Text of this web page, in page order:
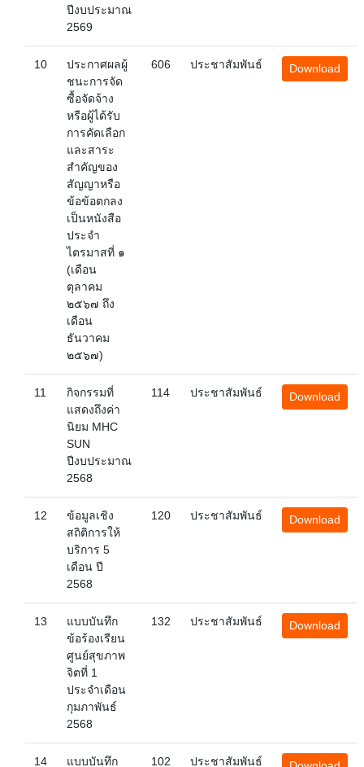
ปีงบประมาณ
2569
10
ประกาศผลผู้
ชนะการจัด
ซื้อจัดจ้าง
หรือผู้ได้รับ
การคัดเลือก
และสาระ
สำคัญของ
สัญญาหรือ
ข้อข้อตกลง
เป็นหนังสือ
ประจำ
ไตรมาสที่ ๑
(เดือน
ตุลาคม
๒๕๖๗ ถึง
เดือน
ธันวาคม
๒๕๖๗)
606 ประชาสัมพันธ์ Download
11
กิจกรรมที่
แสดงถึงค่า
นิยม MHC
SUN
ปีงบประมาณ
2568
114 ประชาสัมพันธ์ Download
12
ข้อมูลเชิง
สถิติการให้
บริการ 5
เดือน ปี
2568
120 ประชาสัมพันธ์ Download
13
แบบบันทึก
ข้อร้องเรียน
ศูนย์สุขภาพ
จิตที่ 1
ประจำเดือน
กุมภาพันธ์
2568
132 ประชาสัมพันธ์ Download
14 แบบบันทึก 102 ประชาสัมพันธ์